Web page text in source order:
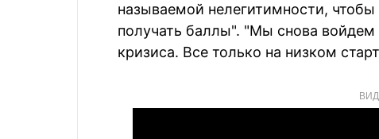
называемой нелегитимности,
получать баллы". "Мы снова войдем
кризиса. Все только на низком